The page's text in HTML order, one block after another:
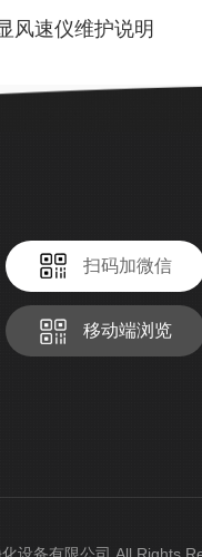
风速仪维护说明
扫码加微信
移动端浏览